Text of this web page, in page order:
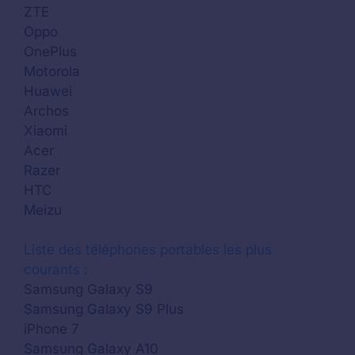
ZTE
Oppo
OnePlus
Motorola
Huawei
Archos
Xiaomi
Acer
Razer
HTC
Meizu
Liste des téléphones portables les plus
courants :
Samsung Galaxy S9
Samsung Galaxy S9 Plus
iPhone 7
Samsung Galaxy A10